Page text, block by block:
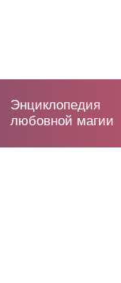
Энциклопедия
любовной магии